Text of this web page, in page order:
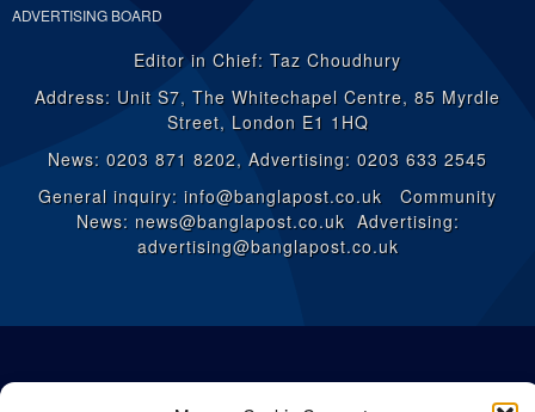
ADVERTISING BOARD
Editor in Chief: Taz Choudhury
Address: Unit S7, The Whitechapel Centre, 85 Myrdle
Street, London E1 1HQ
News: 0203 871 8202, Advertising: 0203 633 2545
General inquiry: info@banglapost.co.uk Community
News: news@banglapost.co.uk Advertising:
advertising@banglapost.co.uk